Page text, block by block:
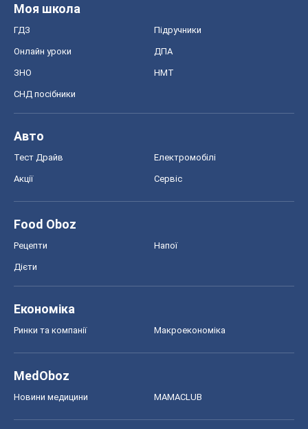
Моя школа
ГДЗ Підручники
Онлайн уроки ДПА
ЗНО НМТ
СНД посібники
Авто
Тест Драйв Електромобілі
Акції Сервіс
Food Oboz
Рецепти Напої
Дієти
Економіка
Ринки та компанії Макроекономіка
MedOboz
Новини медицини MAMACLUB